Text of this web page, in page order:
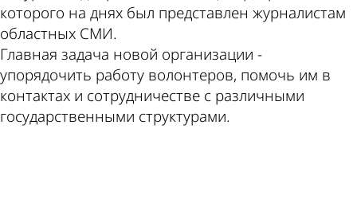
которого на днях был представлен журналистам
областных СМИ.
Главная задача новой организации -
упорядочить работу волонтеров, помочь им в
контактах и сотрудничестве с различными
государственными структурами.
теме